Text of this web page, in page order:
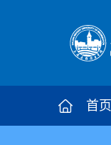
首页